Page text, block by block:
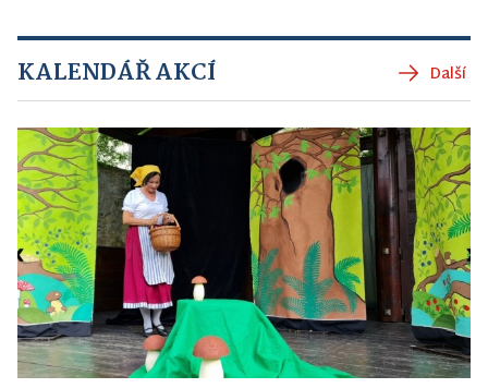
KALENDÁŘ AKCÍ Další